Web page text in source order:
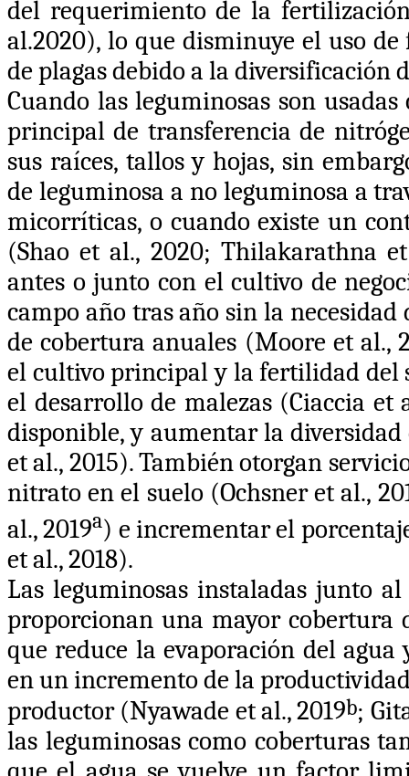
del requerimiento de la
al.2020), lo que disminuye el uso
de plagas debido a la diversificación
Cuando las leguminosas son
principal de transferencia de
sus raíces, tallos y hojas, sin
de leguminosa a no leguminosa a
micorríticas, o cuando existe un
(Shao et al., 2020; Thilakarathna
antes o junto con el cultivo de
campo año tras año sin la
de cobertura anuales (Moore et al.,
el cultivo principal y la fertilidad del
el desarrollo de malezas (Ciaccia et
disponible, y aumentar la
et al., 2015). También otorgan
nitrato en el suelo (Ochsner et al.,
al., 2019a) e incrementar el
et al., 2018).
Las leguminosas instaladas junto
proporcionan una mayor cobertura
que reduce la evaporación del
en un incremento de la
productor (Nyawade et al., 2019b;
las leguminosas como coberturas